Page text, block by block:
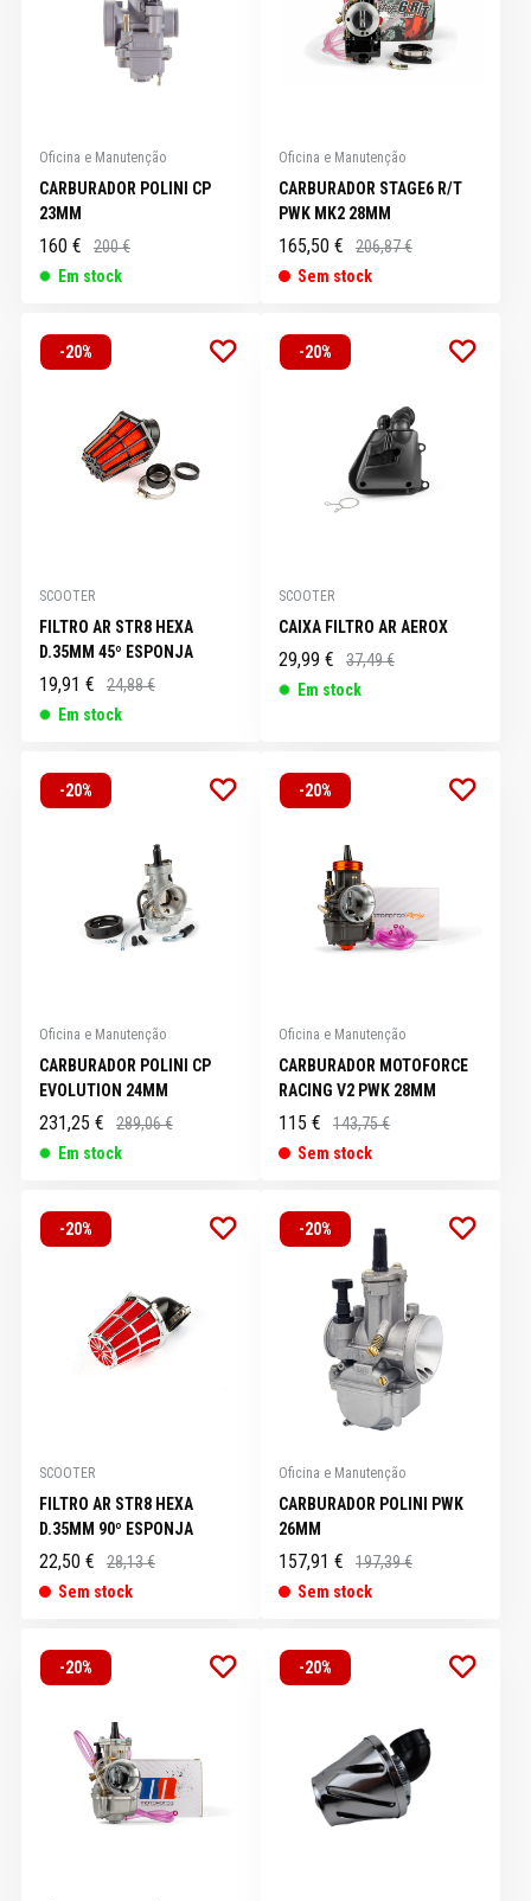
Oficina e Manutenção
CARBURADOR POLINI CP
23MM
160 €
200 €
Em stock
Oficina e Manutenção
CARBURADOR STAGE6 R/T
PWK MK2 28MM
165,50 €
206,87 €
Sem stock
-20%
SCOOTER
FILTRO AR STR8 HEXA
D.35MM 45º ESPONJA
19,91 €
24,88 €
Em stock
-20%
SCOOTER
CAIXA FILTRO AR AEROX
29,99 €
37,49 €
Em stock
-20%
Oficina e Manutenção
CARBURADOR POLINI CP
EVOLUTION 24MM
231,25 €
289,06 €
Em stock
-20%
Oficina e Manutenção
CARBURADOR MOTOFORCE
RACING V2 PWK 28MM
115 €
143,75 €
Sem stock
-20%
SCOOTER
FILTRO AR STR8 HEXA
D.35MM 90º ESPONJA
22,50 €
28,13 €
Sem stock
-20%
Oficina e Manutenção
CARBURADOR POLINI PWK
26MM
157,91 €
197,39 €
Sem stock
-20% -20%